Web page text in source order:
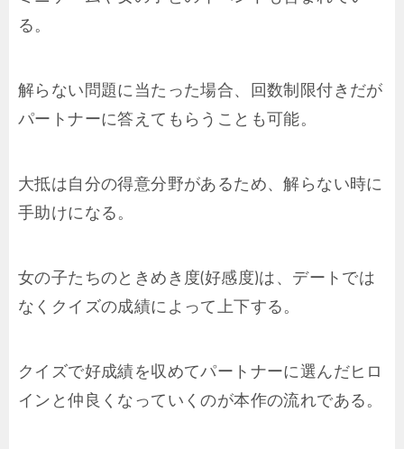
る。
解らない問題に当たった場合、回数制限付きだが
パートナーに答えてもらうことも可能。
大抵は自分の得意分野があるため、解らない時に
手助けになる。
女の子たちのときめき度(好感度)は、デートでは
なくクイズの成績によって上下する。
クイズで好成績を収めてパートナーに選んだヒロ
インと仲良くなっていくのが本作の流れである。